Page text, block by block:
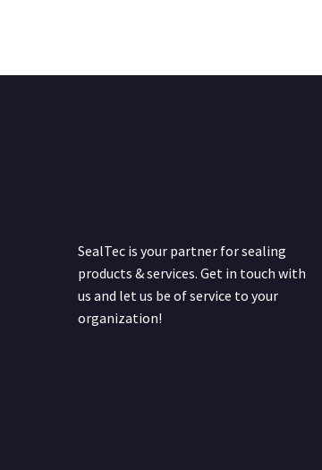
SealTec is your partner for sealing
products & services. Get in touch with
us and let us be of service to your
organization!